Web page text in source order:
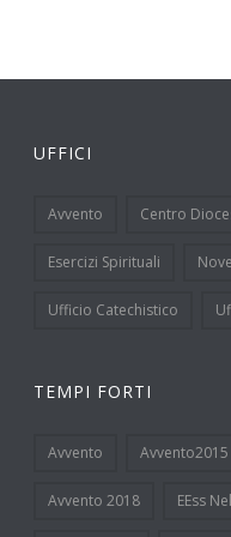
UFFICI
Avvento Centro
Esercizi Spirituali
Ufficio Catechistico
TEMPI FORTI
Avvento Avvento2015
Avvento 2018 EEss